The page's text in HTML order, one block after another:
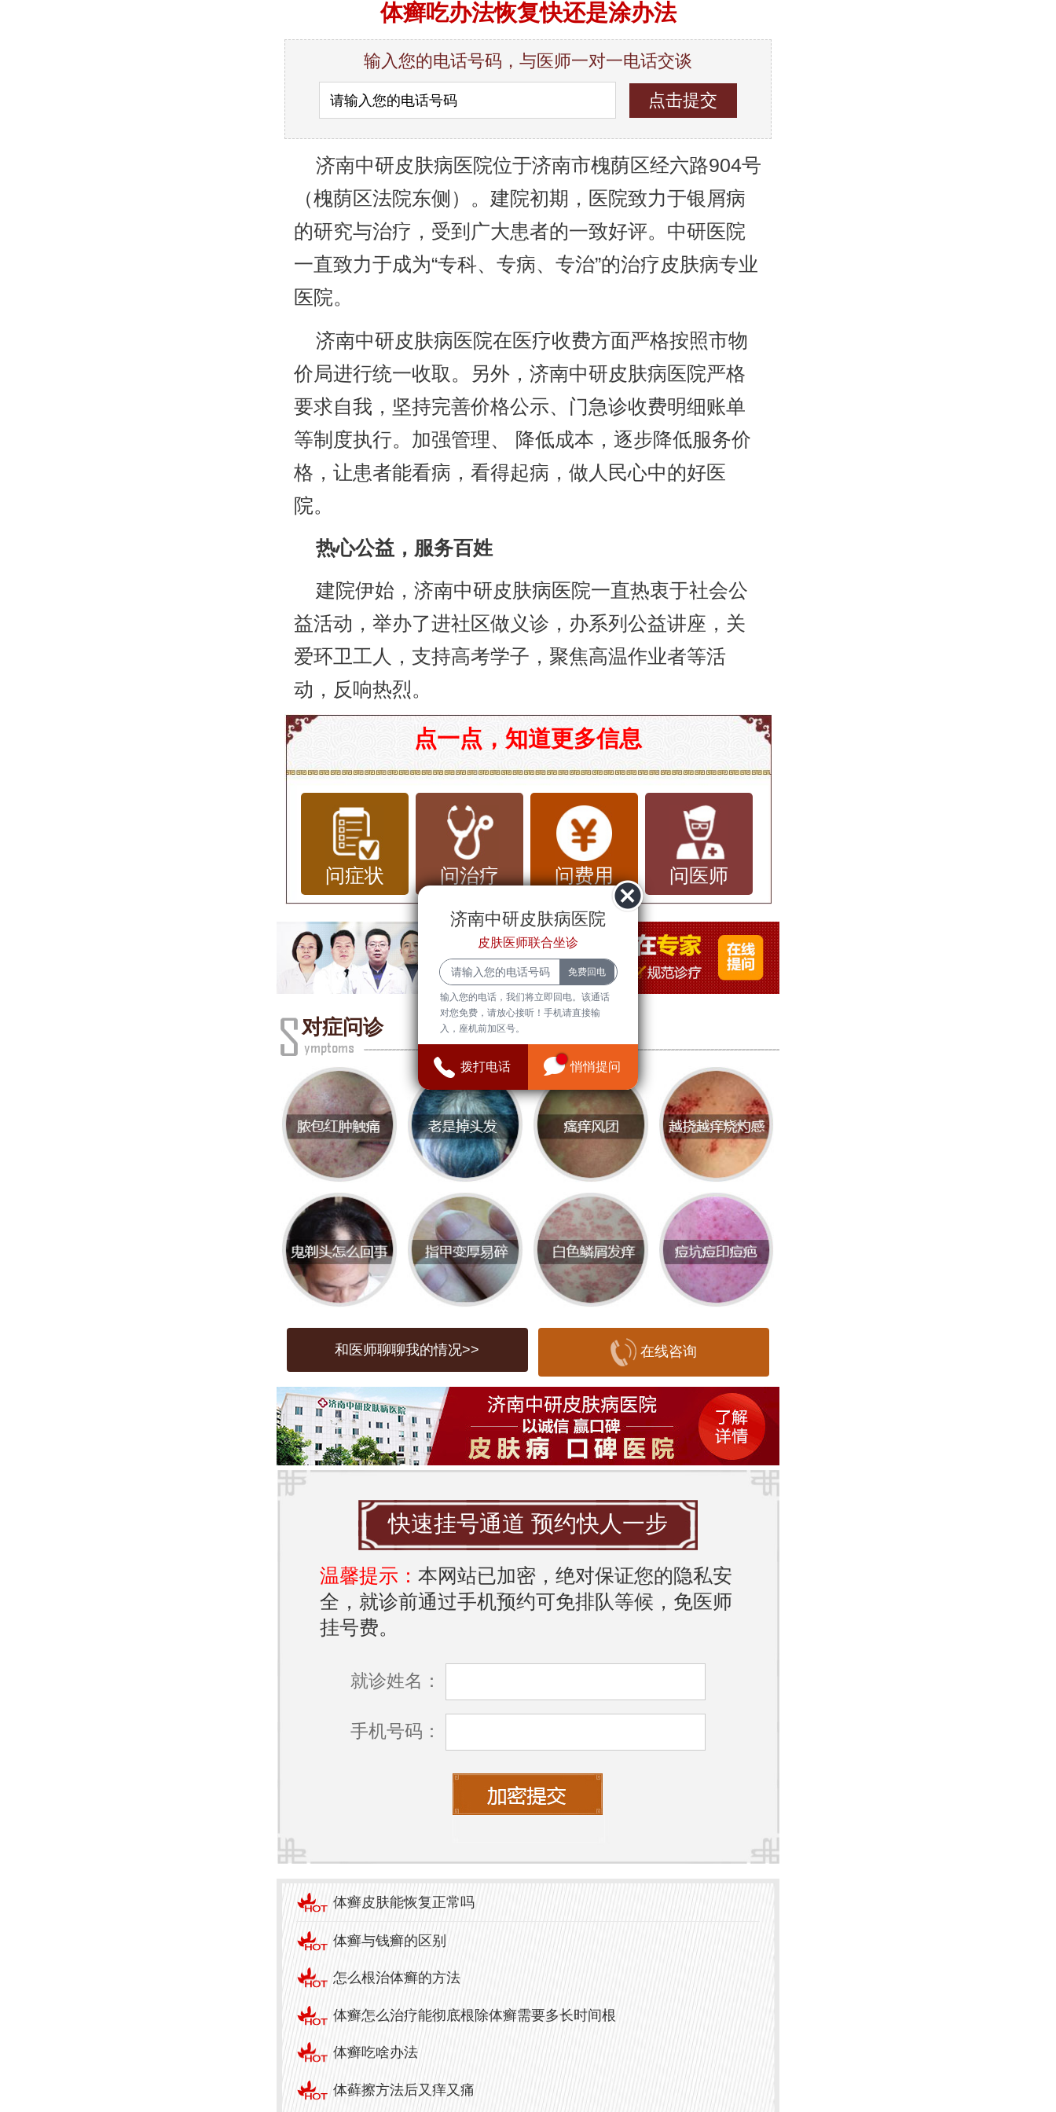
体癣吃办法恢复快还是涂办法
输入您的电话号码，与医师一对一电话交谈
济南中研皮肤病医院位于济南市槐荫区经六路904号
（槐荫区法院东侧）。建院初期，医院致力于银屑病
的研究与治疗，受到广大患者的一致好评。中研医院
一直致力于成为“专科、专病、专治”的治疗皮肤病专业
医院。
济南中研皮肤病医院在医疗收费方面严格按照市物
价局进行统一收取。另外，济南中研皮肤病医院严格
要求自我，坚持完善价格公示、门急诊收费明细账单
等制度执行。加强管理、 降低成本，逐步降低服务价
格，让患者能看病，看得起病，做人民心中的好医
院。
热心公益，服务百姓
建院伊始，济南中研皮肤病医院一直热衷于社会公
益活动，举办了进社区做义诊，办系列公益讲座，关
爱环卫工人，支持高考学子，聚焦高温作业者等活
动，反响热烈。
体癣：口服药与外用药，哪种恢复更快？
体癣是一种常见的真菌感染性皮肤病，由皮肤癣菌
（如毛癣菌、小孢子菌等）引起，表现为环形红斑、
脱屑、瘙痒等症状。治疗体癣主要有两种方法：口服
抗真菌药和外用抗真菌药。那么，哪种方法恢复更
快、效果更好呢？本文将从疾病知识、治疗原理、适
用情况等方面进行分析。
---
一、体癣的疾病知识
体癣的病原体是真菌，喜欢温暖潮湿的环境，因此夏
季高发。感染途径包括直接接触患者或动物（如猫、
狗）、间接接触污染的衣物或毛巾等。典型症状为边
界清晰的环形红斑，边缘隆起伴脱屑，中央可能逐渐
消退，伴有瘙痒或灼热感。若不及时治疗，可能扩散
或继发细菌感染。
---
1. 口服抗真菌药
- 原理：通过血液循环到达感染部位，从内部抑制或杀
灭真菌。
- 常用药物：特比萘芬、伊曲康唑、氟康唑等。
- 优势：
- 适用于面积大、顽固或反复发作的体癣。
- 全身作用，对深部或毛发根部的真菌更有效。
- 局限性：
- 需经肝脏代谢，可能引起胃肠道反应或肝功能异常
（需遵医嘱监测）。
- 不适合孕妇、肝病患者或对药物过敏者。
2. 外用抗真菌药
- 原理：直接作用于皮肤表层，抑制局部真菌生长。
- 常用药物：酮康唑乳膏、联苯苄唑喷雾、特比萘芬凝
胶等。
- 优势：
- 局部使用，副作用少，安全性高。
- 适合轻中度、局限性的体癣。
点一点，知道更多信息
问症状 问治疗 问费用 问医师
对症问诊
和医师聊聊我的情况>> 在线咨询
快速挂号通道 预约快人一步
温馨提示：本网站已加密，绝对保证您的隐私安
全，就诊前通过手机预约可免排队等候，免医师
挂号费。
就诊姓名：
手机号码：
体癣皮肤能恢复正常吗
体癣与钱癣的区别
怎么根治体癣的方法
体癣怎么治疗能彻底根除体癣需要多长时间根
体癣吃啥办法
体藓擦方法后又痒又痛
济南中研皮肤病医院
皮肤医师联合坐诊
输入您的电话，我们将立即回电。该通话
对您免费，请放心接听！手机请直接输
入，座机前加区号。
拨打电话 悄悄提问